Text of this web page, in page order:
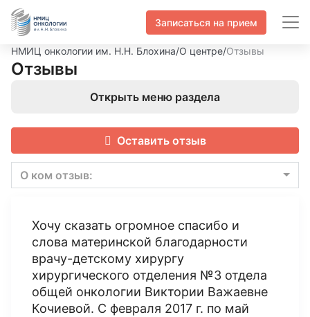
Записаться на прием
НМИЦ онкологии им. Н.Н. Блохина/О центре/Отзывы
Отзывы
Открыть меню раздела
Оставить отзыв
О ком отзыв:
Хочу сказать огромное спасибо и
слова материнской благодарности
врачу-детскому хирургу
хирургического отделения №3 отдела
общей онкологии Виктории Важаевне
Кочиевой. С февраля 2017 г. по май